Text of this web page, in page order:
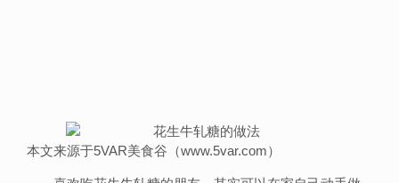
本文来源于5VAR美食谷（www.5var.com）